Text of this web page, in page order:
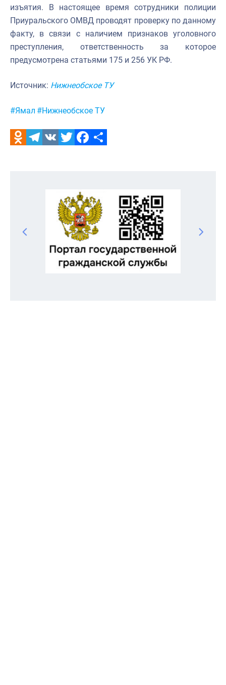
изъятия. В настоящее время сотрудники полиции
Приуральского ОМВД проводят проверку по данному
факту, в связи с наличием признаков уголовного
преступления, ответственность за которое
предусмотрена статьями 175 и 256 УК РФ.
Источник: Нижнеобское ТУ
Метки:
#Ямал #Нижнеобское ТУ